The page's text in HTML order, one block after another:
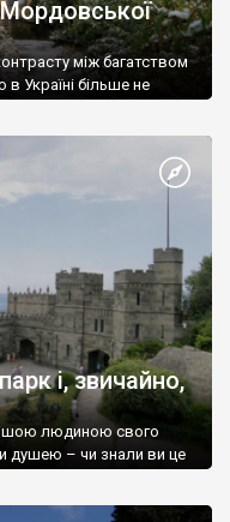
між багатством
Україні більше не
і, звичайно,
людиною свого
душею – чи знали ви це